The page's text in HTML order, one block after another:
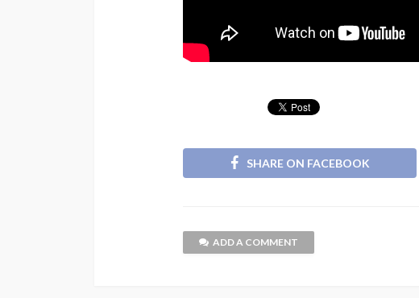
SHARE ON FACEBOOK
ADD A COMMENT